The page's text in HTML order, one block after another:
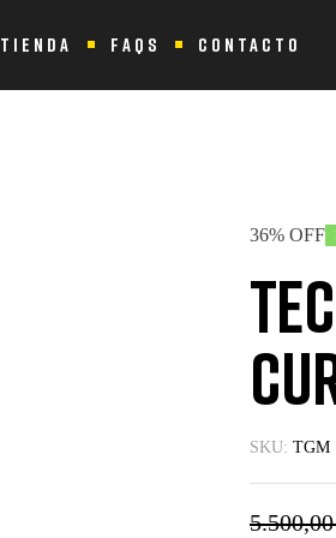
TIENDA FAQS CONTACTO
36% OFF
SKU: TGM